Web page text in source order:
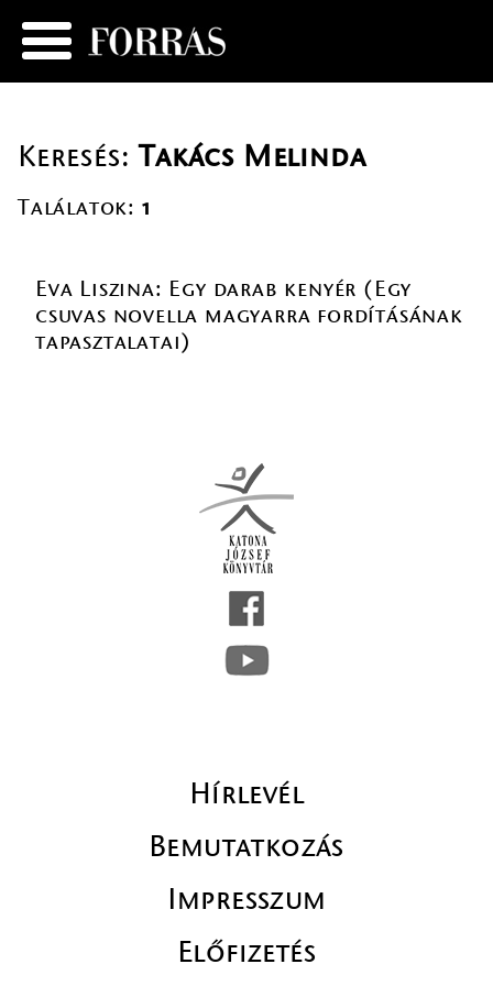
Keresés:Takács Melinda
Találatok: 1
Eva Liszina: Egy darab kenyér (Egy
csuvas novella magyarra fordításának
tapasztalatai)
Hírlevél
Bemutatkozás
Impresszum
Előfizetés